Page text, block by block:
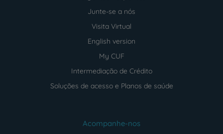
Junte-se a nós
Visita Virtual
English version
My CUF
Intermediação de Crédito
Soluções de acesso e Planos de saúde
Acompanhe-nos